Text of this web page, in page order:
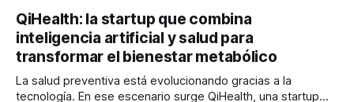
QiHealth: la startup que combina
inteligencia artificial y salud para
transformar el bienestar metabólico
La salud preventiva está evolucionando gracias a la
tecnología. En ese escenario surge QiHealth, una startup